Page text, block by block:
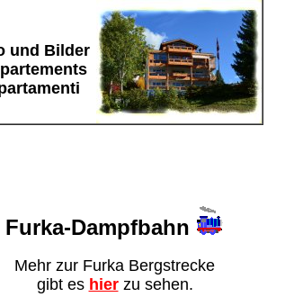
und Bilder
Furka-Dampfbahn
Mehr zur Furka Bergstrecke
gibt es hierzu sehen.